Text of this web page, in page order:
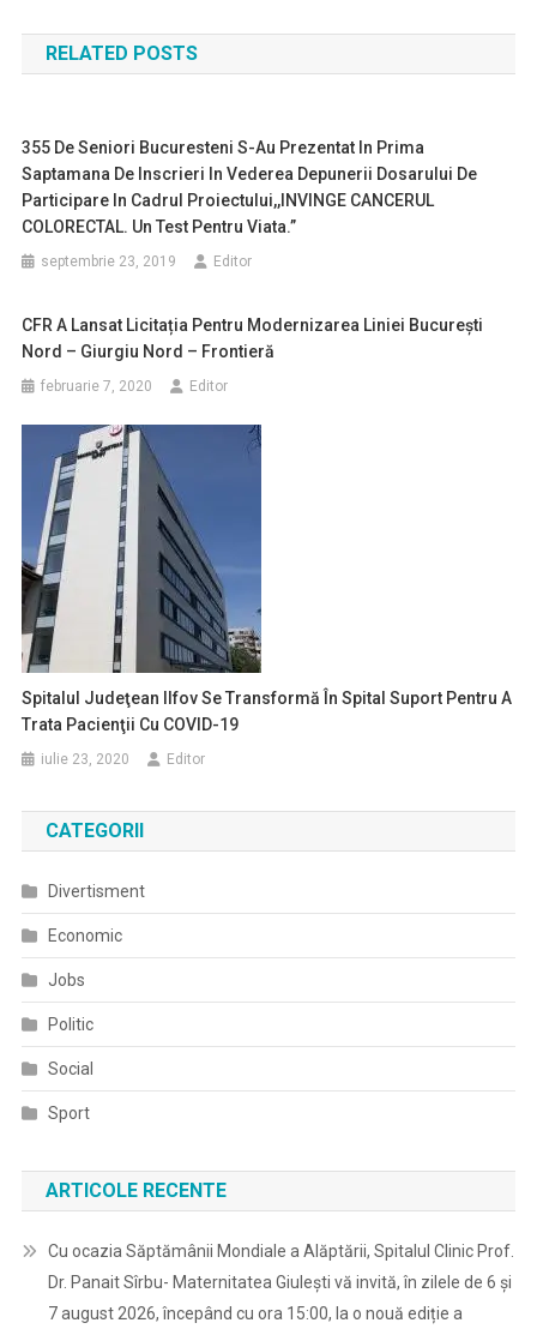
în
articole
RELATED POSTS
355 De Seniori Bucuresteni S-Au Prezentat In Prima
Saptamana De Inscrieri In Vederea Depunerii Dosarului De
Participare In Cadrul Proiectului,,INVINGE CANCERUL
COLORECTAL. Un Test Pentru Viata.”
septembrie 23, 2019 Editor
CFR A Lansat Licitația Pentru Modernizarea Liniei București
Nord – Giurgiu Nord – Frontieră
februarie 7, 2020 Editor
Spitalul Judeţean Ilfov Se Transformă În Spital Suport Pentru A
Trata Pacienţii Cu COVID-19
iulie 23, 2020 Editor
CATEGORII
Divertisment
Economic
Jobs
Politic
Social
Sport
ARTICOLE RECENTE
Cu ocazia Săptămânii Mondiale a Alăptării, Spitalul Clinic Prof.
Dr. Panait Sîrbu- Maternitatea Giulești vă invită, în zilele de 6 și
7 august 2026, începând cu ora 15:00, la o nouă ediție a